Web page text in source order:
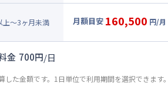
光熱費他 : 27,000円/月
清掃料他 : 38,500円/回
その他費用 :
契約事務手数料 : 10,000
97,800円/月
光熱費他 : 27,000円/月
その他費用 :
上～3ヶ月未満 月額目安 160,500 円/月
光熱費他 : 27,000円/月
金 700円/日
た金額です。1日単位で利用期間を選択できます